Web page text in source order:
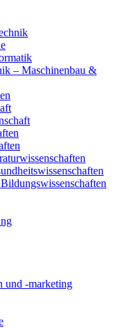
– Maschinenbau &
und -marketing